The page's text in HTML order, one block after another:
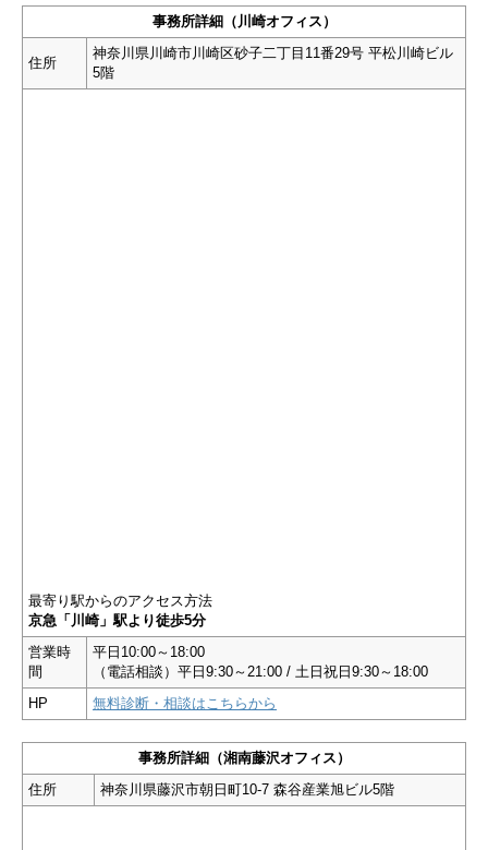
事務所詳細（川崎オフィス）
住所
神奈川県川崎市川崎区砂子二丁目11番29号 平松川崎ビル
5階
最寄り駅からのアクセス方法
京急「川崎」駅より徒歩5分
営業時
間
平日10:00～18:00
（電話相談）平日9:30～21:00 / 土日祝日9:30～18:00
HP
無料診断・相談はこちらから
事務所詳細（湘南藤沢オフィス）
住所
神奈川県藤沢市朝日町10-7 森谷産業旭ビル5階